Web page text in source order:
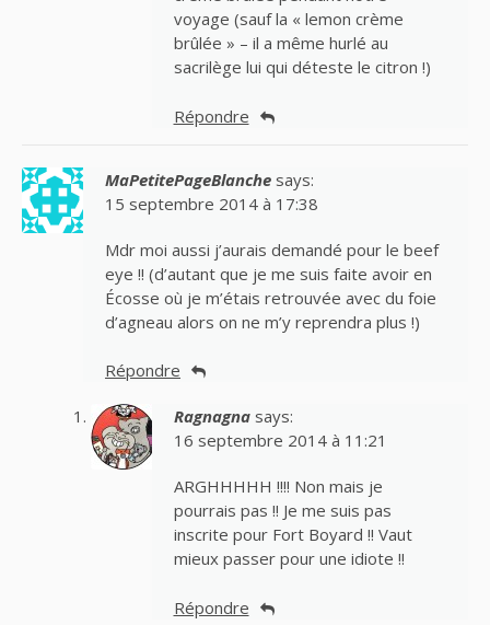
voyage (sauf la « lemon crème
brûlée » – il a même hurlé au
sacrilège lui qui déteste le citron !)
Répondre
MaPetitePageBlanche says:
15 septembre 2014 à 17:38
Mdr moi aussi j’aurais demandé pour le beef
eye !! (d’autant que je me suis faite avoir en
Écosse où je m’étais retrouvée avec du foie
d’agneau alors on ne m’y reprendra plus !)
Répondre
Ragnagna says:
16 septembre 2014 à 11:21
ARGHHHHH !!!! Non mais je
pourrais pas !! Je me suis pas
inscrite pour Fort Boyard !! Vaut
mieux passer pour une idiote !!
Répondre